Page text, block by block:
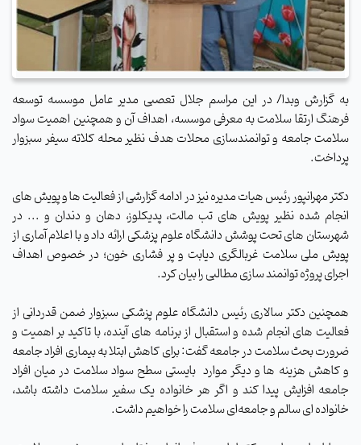
به گزارش وبدا/ در این مراسم جلال تعصبی مدیر عامل موسسه توسعه
فرهنگ ارتقا سلامت به معرفی موسسه، اهداف آن و همچنین اهمیت سواد
سلامت جامعه و توانمندسازی محلات هدف نظیر محله کلاته سیفر سبزوار
پرداخت.
دکتر مهرانپور رئیس هیات مدیره نیز در ادامه گزارشی از فعالیت ها و پویش های
انجام شده نظیر پویش های تب مالت، پدیکلوز، دهان و دندان و ... در
شهرستان های تحت پوشش دانشگاه علوم پزشکی ارائه داد و با اعلام آماری از
پویش ملی سلامت غربالگری دیابت و پر فشاری خون؛ در خصوص اهداف
اجرای پروژه توانمند سازی مطالبی را بیان کرد.
همچنین دکتر سالاری رئیس دانشگاه علوم پزشکی سبزوار ضمن قدردانی از
فعالیت های انجام شده و استقبال از برنامه های آینده، با تاکید بر اهمیت و
ضرورت بحث سلامت در جامعه گفت: برای کاهش ابتلا به بیماری افراد جامعه
و کاهش هزینه ها و دیگر موارد بایستی سطح سواد سلامت در میان افراد
جامعه افزایش پیدا کند و اگر هر خانواده یک سفیر سلامت داشته باشد،
خانواده ای سالم و جامعه‌ای سلامت را خواهیم داشت.